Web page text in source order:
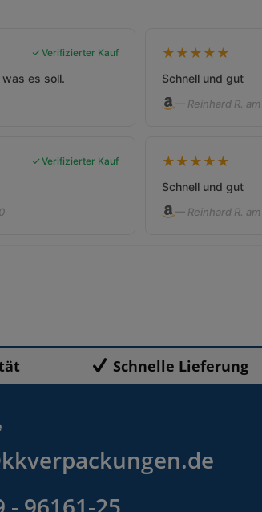
Verifizierter Kauf
es soll.
★ ★ ★ ★ ★
Schnell und gut
— Reinhard R. am
Verifizierter Kauf ★ ★ ★ ★ ★
Schnell und gut
— Reinhard R. am
Schnelle Lieferung